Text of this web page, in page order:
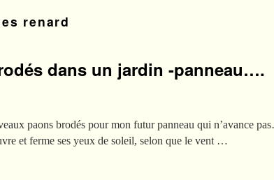
renard
dans un jardin -panneau….
paons brodés pour mon futur panneau qui n’avance
et ferme ses yeux de soleil, selon que le vent …